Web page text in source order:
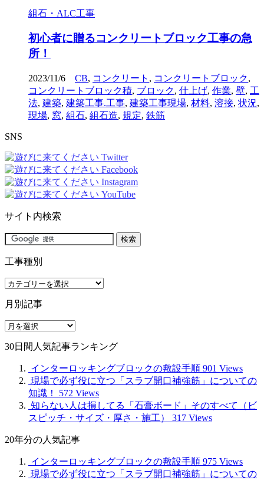
組石・ALC工事
初心者に贈るコンクリートブロック工事の急
所！
2023/11/6 CB, コンクリート , コンクリートブロック,
コンクリートブロック積, ブロック, 仕上げ, 作業, 壁, 工
法, 建築, 建築工事.工事, 建築工事現場, 材料, 溶接, 状況,
現場, 窓, 組石, 組石造, 規定, 鉄筋
SNS
サイト内検索
工事種別
工
種
別
月別記事
月
記
30日間人気記事ランキング
インターロッキングブロックの敷設手順 901 Views
現場で必ず役に立つ「スラブ開口補強筋」についての
知識！
572 Views
知らない人は損してる「石膏ボード」そのすべて（ビ
スピッチ・サイズ・厚さ・施工）
317 Views
20年分の人気記事
インターロッキングブロックの敷設手順 975 Views
現場で必ず役に立つ「スラブ開口補強筋」についての